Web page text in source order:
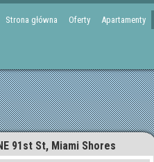
Strona główna Oferty Apartamenty
91st St, Miami Shores